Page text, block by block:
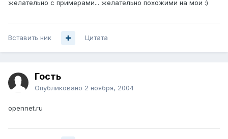
желательно с примерами... желательно похожими на мои :)
Вставить ник Цитата
Гость
Опубликовано 2 ноября, 2004
opennet.ru